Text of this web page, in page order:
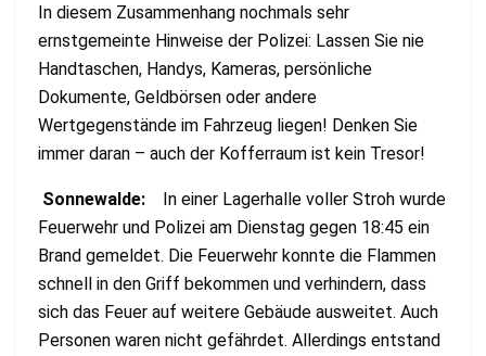
In diesem Zusammenhang nochmals sehr
ernstgemeinte Hinweise der Polizei: Lassen Sie nie
Handtaschen, Handys, Kameras, persönliche
Dokumente, Geldbörsen oder andere
Wertgegenstände im Fahrzeug liegen! Denken Sie
immer daran – auch der Kofferraum ist kein Tresor!
Sonnewalde: In einer Lagerhalle voller Stroh wurde
Feuerwehr und Polizei am Dienstag gegen 18:45 ein
Brand gemeldet. Die Feuerwehr konnte die Flammen
schnell in den Griff bekommen und verhindern, dass
sich das Feuer auf weitere Gebäude ausweitet. Auch
Personen waren nicht gefährdet. Allerdings entstand